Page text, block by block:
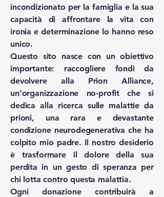
incondizionato per la famiglia e la sua
capacità di affrontare la vita con
ironia e determinazione lo hanno reso
unico.
Questo sito nasce con un obiettivo
importante: raccogliere fondi da
devolvere alla Prion Alliance,
un’organizzazione no-profit che si
dedica alla ricerca sulle malattie da
prioni, una rara e devastante
condizione neurodegenerativa che ha
colpito mio padre. Il nostro desiderio
è trasformare il dolore della sua
perdita in un gesto di speranza per
chi lotta contro questa malattia.
Ogni donazione contribuirà a